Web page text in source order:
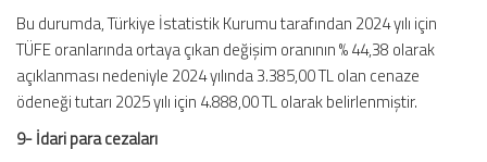
Bu durumda, Türkiye İstatistik Kurumu tarafından 2024 yılı için
TÜFE oranlarında ortaya çıkan değişim oranının % 44,38 olarak
açıklanması nedeniyle 2024 yılında 3.385,00 TL olan cenaze
ödeneği tutarı 2025 yılı için 4.888,00 TL olarak belirlenmiştir.
9- İdari para cezaları